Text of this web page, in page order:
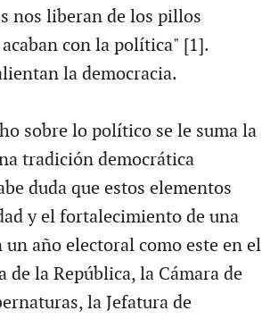
nos liberan de los pillos
con la política" [1].
la democracia.
sobre lo político se le suma la
tradición democrática
duda que estos elementos
y el fortalecimiento de una
año electoral como este en el
de la República, la Cámara de
la Jefatura de